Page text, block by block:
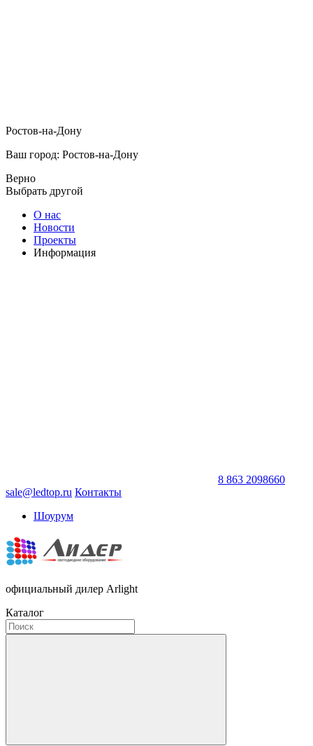
Ростов-на-Дону
Ваш город: Ростов-на-Дону
Верно
Выбрать другой
О нас
Новости
Проекты
Информация
8 863 2098660
sale@ledtop.ru Контакты
Шоурум
официальный дилер Arlight
Каталог